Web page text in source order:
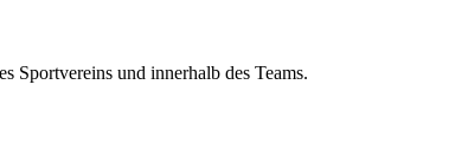
Sportvereins und innerhalb des Teams.